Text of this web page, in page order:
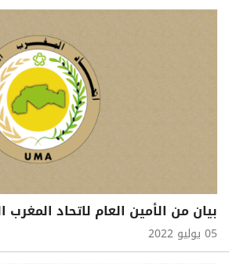
بيان من الأمين العام لاتحاد المغرب
05 يوليو 2022